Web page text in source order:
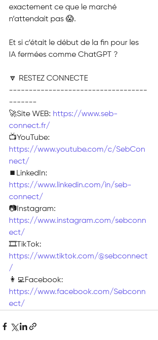
exactement ce que le marché
n’attendait pas 😱.
Et si c’était le début de la fin pour les
IA fermées comme ChatGPT ?
🔽 RESTEZ CONNECTE
-----------------------------------
-------
🚀Site WEB: https://www.seb-
connect.fr/
📺YouTube:
https://www.youtube.com/c/SebCon
nect/
⏹️LinkedIn:
https://www.linkedin.com/in/seb-
connect/
📷Instagram:
https://www.instagram.com/sebconn
ect/
🎞TikTok:
https://www.tiktok.com/@sebconnect
/
👩‍💻Facebook:
https://www.facebook.com/Sebconn
ect/